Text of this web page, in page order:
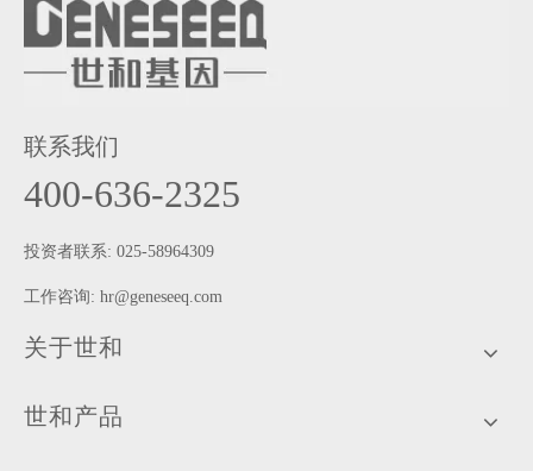
联系我们
400-636-2325
投资者联系: 025-58964309
工作咨询: hr@geneseeq.com
关于世和
世和产品